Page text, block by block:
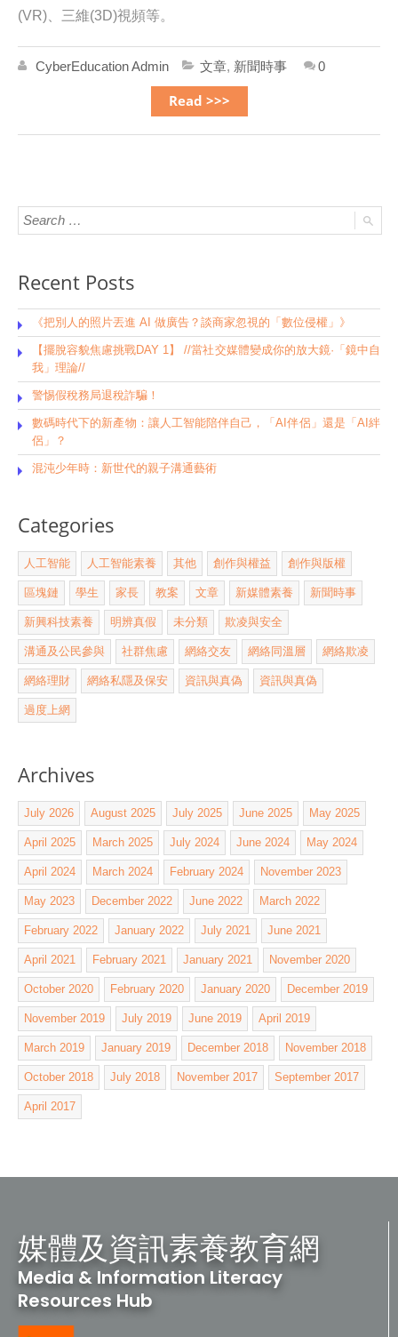
(VR)、三維(3D)視頻等。
CyberEducation Admin 文章, 新聞時事 0
Read >>>
Recent Posts
《把別人的照片丟進 AI 做廣告？談商家忽視的「數位侵權」》
【擺脫容貌焦慮挑戰DAY 1】 //當社交媒體變成你的放大鏡·「鏡中自
我」理論//
警惕假稅務局退稅詐騙！
數碼時代下的新產物：讓人工智能陪伴自己，「AI伴侶」還是「AI絆
侶」？
混沌少年時：新世代的親子溝通藝術
Categories
人工智能 人工智能素養 其他 創作與權益 創作與版權
區塊鏈 學生 家長 教案 文章 新媒體素養 新聞時事
新興科技素養 明辨真假 未分類 欺凌與安全
溝通及公民參與 社群焦慮 網絡交友 網絡同溫層 網絡欺凌
網絡理財 網絡私隱及保安 資訊與真偽 資訊與真偽
過度上網
Archives
July 2026 August 2025 July 2025 June 2025 May 2025
April 2025 March 2025 July 2024 June 2024 May 2024
April 2024 March 2024 February 2024 November 2023
May 2023 December 2022 June 2022 March 2022
February 2022 January 2022 July 2021 June 2021
April 2021 February 2021 January 2021 November 2020
October 2020 February 2020 January 2020 December 2019
November 2019 July 2019 June 2019 April 2019
March 2019 January 2019 December 2018 November 2018
October 2018 July 2018 November 2017 September 2017
April 2017
媒體及資訊素養教育網
Media & Information Literacy
Resources Hub